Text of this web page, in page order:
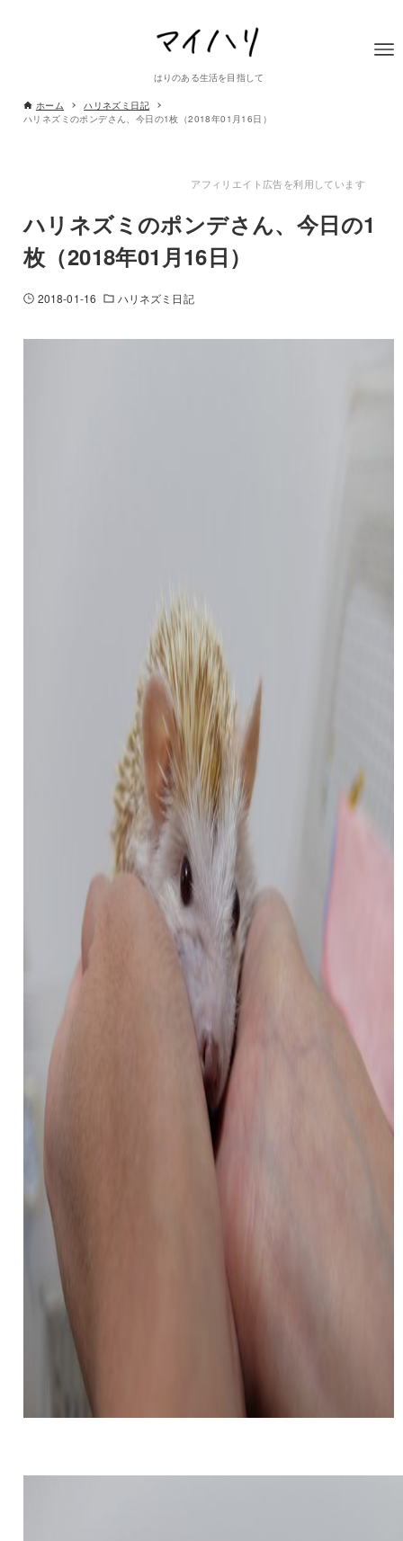
はりのある生活を目指して
ホーム
ハリネズミ日記
ハリネズミのポンデさん、今日の1枚（2018年01月16日）
アフィリエイト広告を利用しています
ハリネズミのポンデさん、今日の1
枚（2018年01月16日）
2018-01-16 ハリネズミ日記